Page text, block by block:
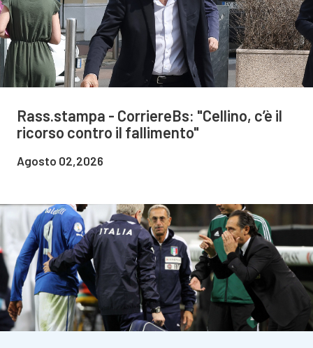
Rass.stampa - CorriereBs: "Cellino, c’è il
ricorso contro il fallimento"
Agosto 02,2026